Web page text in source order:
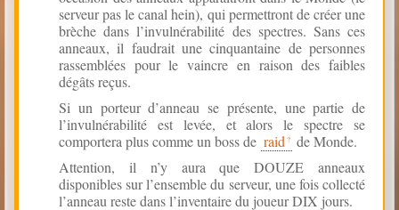
serveur pas le canal hein), qui permettront de créer une
brèche dans l’invulnérabilité des spectres. Sans ces
anneaux, il faudrait une cinquantaine de personnes
rassemblées pour le vaincre en raison des faibles
dégâts reçus.
Si un porteur d’anneau se présente, une partie de
l’invulnérabilité est levée, et alors le spectre se
comportera plus comme un boss de raid
de Monde.
Attention, il n’y aura que DOUZE anneaux
disponibles sur l’ensemble du serveur, une fois collecté
l’anneau reste dans l’inventaire du joueur DIX jours.